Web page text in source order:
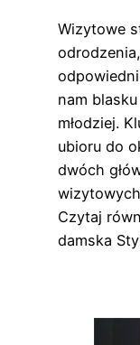
Wizytowe
nam
młodziej.
ubioru do
dwóch
Czytaj
damska